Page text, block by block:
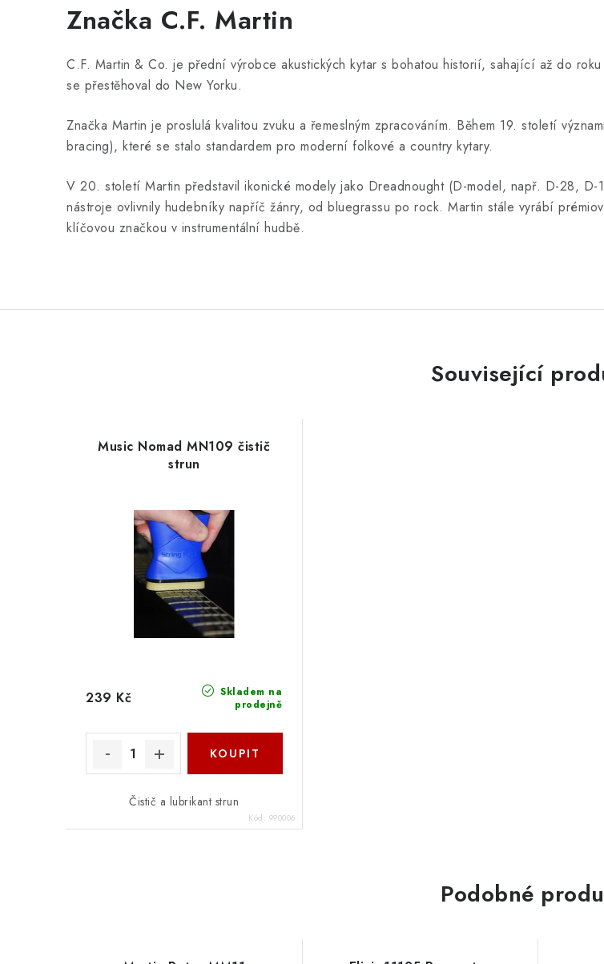
Značka C.F. Martin
C.F. Martin & Co. je přední výrobce akustických kytar s bohatou historií, sahající až do
se přestěhoval do New Yorku.
Značka Martin je proslulá kvalitou zvuku a řemeslným zpracováním. Během 19. století
bracing), které se stalo standardem pro moderní folkové a country kytary.
V 20. století Martin představil ikonické modely jako Dreadnought (D-model, např. D-28, D-
nástroje ovlivnily hudebníky napříč žánry, od bluegrassu po rock. Martin stále vyrábí
klíčovou značkou v instrumentální hudbě.
Související
Music Nomad MN109 čistič
strun
Skladem na
prodejně
239 Kč
Čistič a lubrikant strun
Kód: 990006
Podobné